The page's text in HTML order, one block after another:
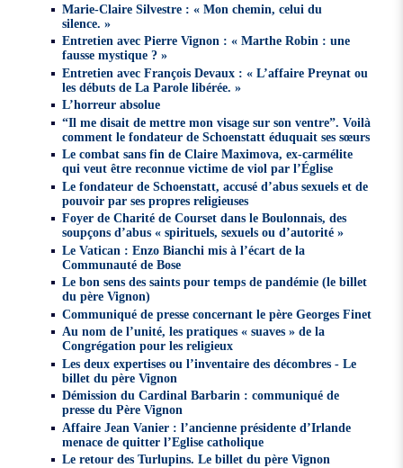
Marie-Claire Silvestre : « Mon chemin, celui du
silence. »
Entretien avec Pierre Vignon : « Marthe Robin : une
fausse mystique ? »
Entretien avec François Devaux : « L’affaire Preynat ou
les débuts de La Parole libérée. »
L’horreur absolue
“Il me disait de mettre mon visage sur son ventre”. Voilà
comment le fondateur de Schoenstatt éduquait ses sœurs
Le combat sans fin de Claire Maximova, ex-carmélite
qui veut être reconnue victime de viol par l’Église
Le fondateur de Schoenstatt, accusé d’abus sexuels et de
pouvoir par ses propres religieuses
Foyer de Charité de Courset dans le Boulonnais, des
soupçons d’abus « spirituels, sexuels ou d’autorité »
Le Vatican : Enzo Bianchi mis à l’écart de la
Communauté de Bose
Le bon sens des saints pour temps de pandémie (le billet
du père Vignon)
Communiqué de presse concernant le père Georges Finet
Au nom de l’unité, les pratiques « suaves » de la
Congrégation pour les religieux
Les deux expertises ou l’inventaire des décombres - Le
billet du père Vignon
Démission du Cardinal Barbarin : communiqué de
presse du Père Vignon
Affaire Jean Vanier : l’ancienne présidente d’Irlande
menace de quitter l’Eglise catholique
Le retour des Turlupins. Le billet du père Vignon